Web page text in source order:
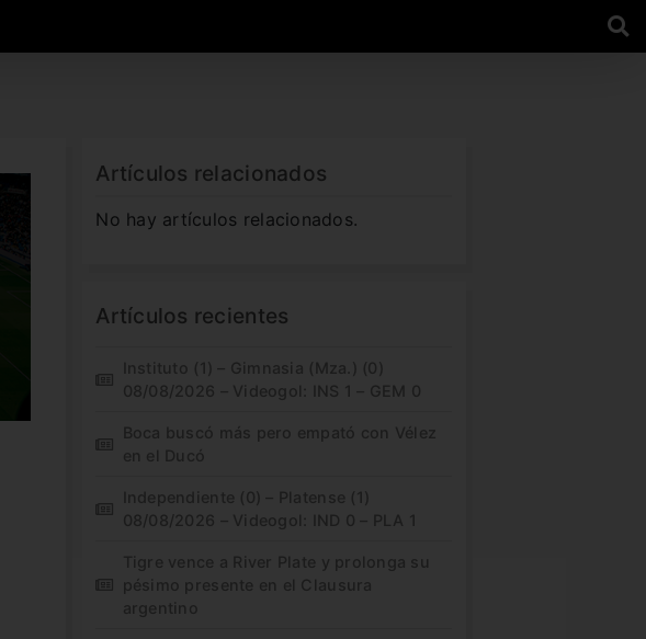
Artículos relacionados
No hay artículos relacionados.
Artículos recientes
Instituto (1) – Gimnasia (Mza.) (0)
08/08/2026 – Videogol: INS 1 – GEM 0
Boca buscó más pero empató con Vélez
en el Ducó
Independiente (0) – Platense (1)
08/08/2026 – Videogol: IND 0 – PLA 1
Tigre vence a River Plate y prolonga su
pésimo presente en el Clausura
argentino